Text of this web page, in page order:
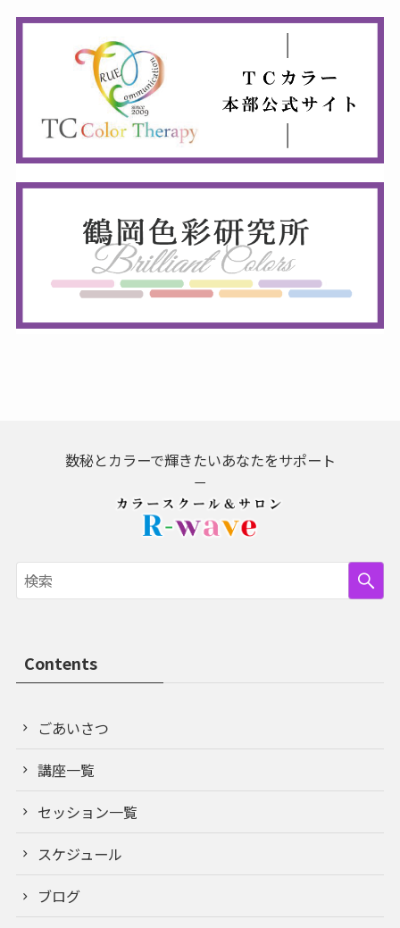
数秘とカラーで輝きたいあなたをサポート
－
Contents
ごあいさつ
講座一覧
セッション一覧
スケジュール
ブログ